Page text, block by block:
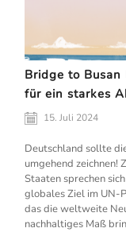
Bridge to Busan
für ein starkes
15. Juli 2024
Deutschland sollte
umgehend zeichnen!
Staaten sprechen
globales Ziel im UN-
das die weltweite
nachhaltiges Maß